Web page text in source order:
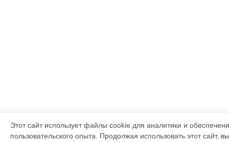
Этот сайт использует файлы cookie для аналитики и
пользовательского опыта. Продолжая использовать этот сайт,